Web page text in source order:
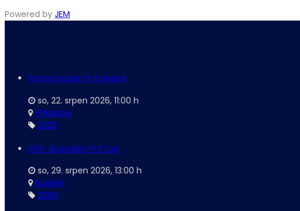
Powered by JEM
Putovní pohár Fr.Purkarta
so, 22. srpen 2026, 11:00 h
Příkosice
2026
XXVI. Bujesilský Prd Cup
so, 29. srpen 2026, 13:00 h
Bujesily
2026